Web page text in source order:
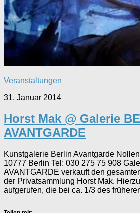
Veranstaltungen
31. Januar 2014
Horst Mak @ Galerie
AVANTGARDE
Kunstgalerie Berlin Avantgarde
10777 Berlin Tel: 030 275 75 908
AVANTGARDE verkauft den
der Privatsammlung Horst Mak.
aufgerufen, die bei ca. 1/3 des